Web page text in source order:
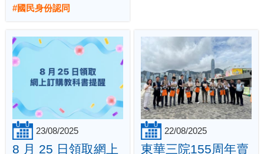
#國民身份認同
23/08/2025
8 月 25 日領取網上
22/08/2025
東華三院155周年賣